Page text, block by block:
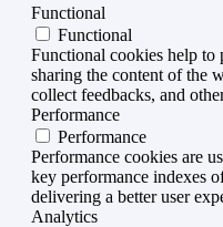
Functional
Functional
Functional cookies help
sharing the content of the
collect feedbacks, and
Performance
Performance
Performance cookies are
key performance indexes
delivering a better user
Analytics